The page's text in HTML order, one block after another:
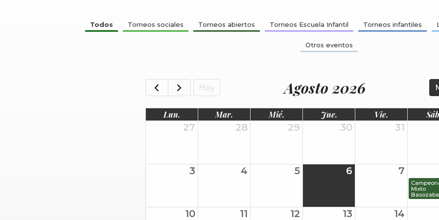
Todos Torneos sociales Torneos abiertos Torneos Escuela Infantil Torneos infantiles
Otros eventos
Hoy Agosto 2026
Lun. Mar. Mié. Jue. Vie.
27 28 29 30 31
3 4 5 6 7
Mixto
10 11 12 13 14